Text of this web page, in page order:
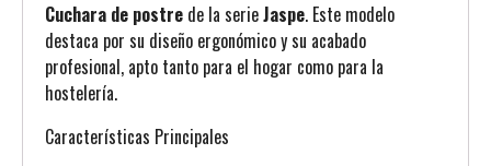
Cuchara de postre de la serieJaspe. Este modelo
destaca por su diseño ergonómico y su acabado
profesional, apto tanto para el hogar como para la
hostelería.
Características Principales